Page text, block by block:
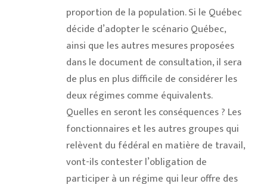
proportion de la population. Si le Québec
décide d’adopter le scénario Québec,
ainsi que les autres mesures proposées
dans le document de consultation, il sera
de plus en plus difficile de considérer les
deux régimes comme équivalents.
Quelles en seront les conséquences ? Les
fonctionnaires et les autres groupes qui
relèvent du fédéral en matière de travail,
vont-ils contester l’obligation de
participer à un régime qui leur offre des